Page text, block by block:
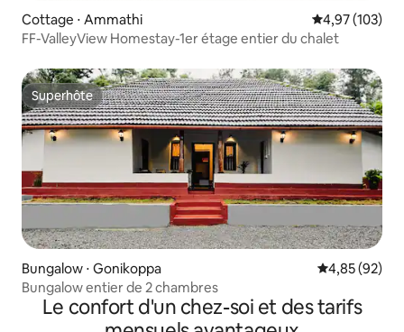
Cottage ⋅ Ammathi Évaluation
4,97 (103)
FF-ValleyView Homestay-1er étage entier du chalet
Superhôte
Superhôte
Bungalow ⋅ Gonikoppa Évaluation
4,85 (92)
Bungalow entier de 2 chambres
Le confort d'un chez-soi et des tarifs